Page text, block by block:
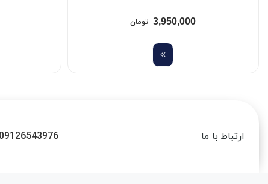
3,950,000 تومان
ارتباط با ما 09126543976